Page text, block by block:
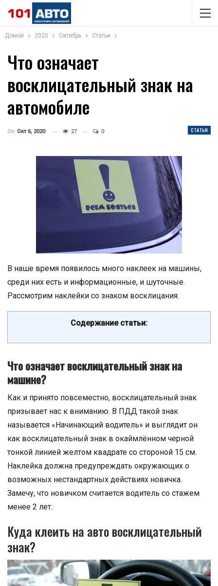
Домой 2020 Октябрь Статьи
Что означает
восклицательный знак на
автомобиле
СТАТЬИ
On Окт 6, 2020 27 0
В наше время появилось много наклеек на машины,
среди них есть и информационные, и шуточные.
Рассмотрим наклейки со знаком восклицания.
Содержание статьи:
Что означает восклицательный знак на
машине?
Как и принято повсеместно, восклицательный знак
призывает нас к вниманию. В ПДД такой знак
называется «Начинающий водитель» и выглядит он
как восклицательный знак в окаймлённом черной
тонкой линией желтом квадрате со стороной 15 см.
Наклейка должна предупреждать окружающих о
возможных нестандартных действиях новичка.
Замечу, что новичком считается водитель со стажем
менее 2 лет.
Куда клеить на авто восклицательный
знак?